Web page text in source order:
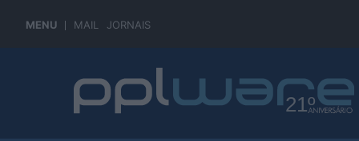
MENU MAIL JORNAIS